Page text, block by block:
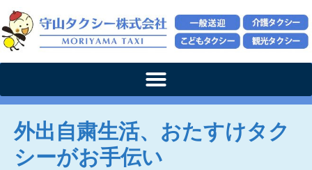
外出自粛生活、おたすけタク
シーがお手伝い